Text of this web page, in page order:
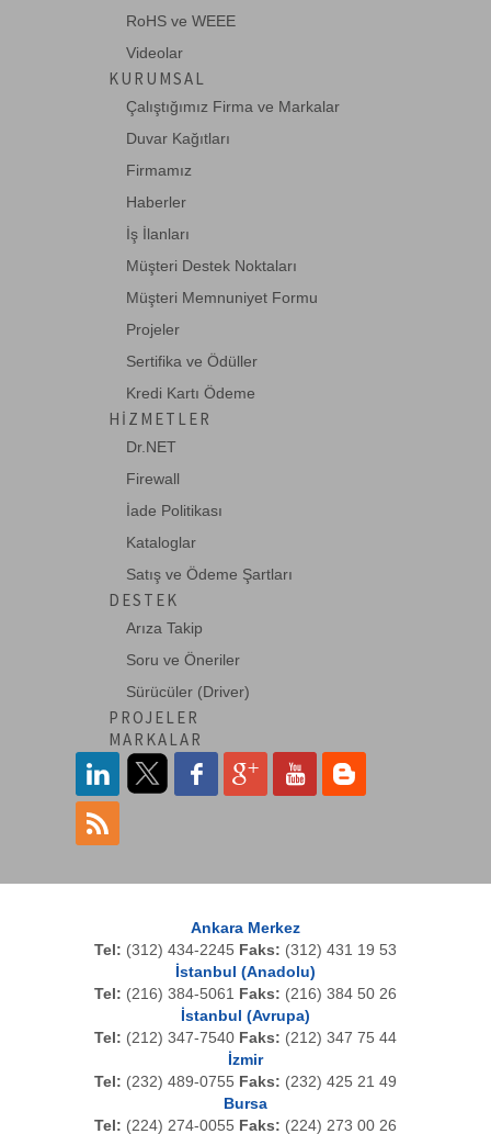
JDSU-TP314
Resi-Tester TM cihazları için 1 Set (1 ile
20 ara-->
JDSU-TP608
LanScaper TM and LanRoamerPRO TM
TT-FST-83A-ELECTRODE
TT-FST-83A için Yedek Elektrod
TT-FST-A3
Fusion Cihazı
VIA-FFL-U12
FFL-100 için universal 1.25 mm adaptör
VIA-NGC-4500-6ACH2
Certifier40G CAT6A channel adapter pair
for JDSU--->
RoHS ve WEEE
Videolar
KURUMSAL
Çalıştığımız Firma ve Markalar
Duvar Kağıtları
Firmamız
Haberler
İş İlanları
Müşteri Destek Noktaları
Müşteri Memnuniyet Formu
Projeler
Sertifika ve Ödüller
Kredi Kartı Ödeme
HIZMETLER
Dr.NET
Firewall
İade Politikası
Kataloglar
Satış ve Ödeme Şartları
DESTEK
Arıza Takip
Soru ve Öneriler
Sürücüler (Driver)
PROJELER
MARKALAR
Ankara Merkez
Tel: (312) 434-2245 Faks: (312) 431 19 53
İstanbul (Anadolu)
Tel: (216) 384-5061 Faks: (216) 384 50 26
İstanbul (Avrupa)
Tel: (212) 347-7540 Faks: (212) 347 75 44
İzmir
Tel: (232) 489-0755 Faks: (232) 425 21 49
Bursa
Tel: (224) 274-0055 Faks: (224) 273 00 26